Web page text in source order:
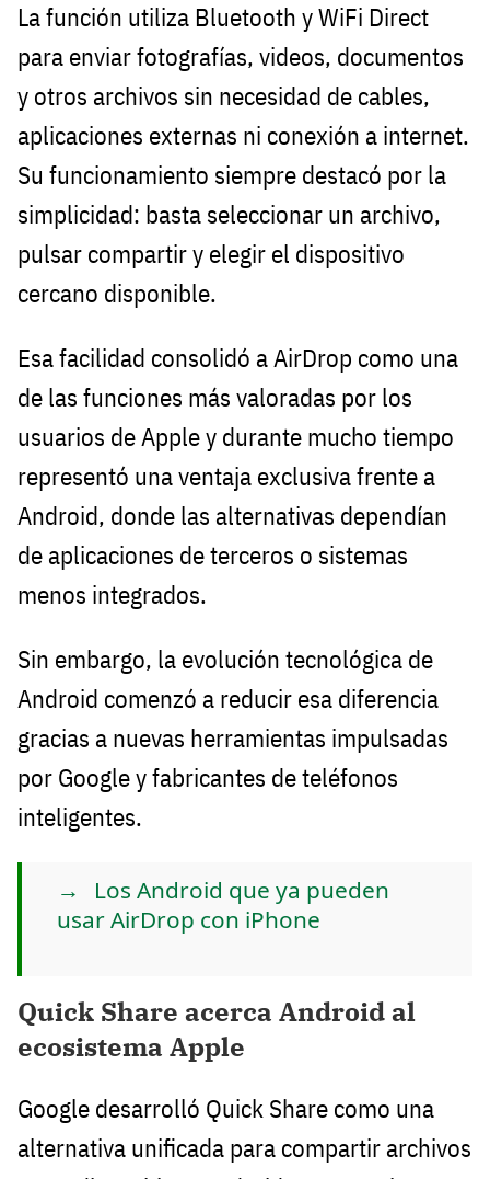
La función utiliza Bluetooth y WiFi Direct
para enviar fotografías, videos, documentos
y otros archivos sin necesidad de cables,
aplicaciones externas ni conexión a internet.
Su funcionamiento siempre destacó por la
simplicidad: basta seleccionar un archivo,
pulsar compartir y elegir el dispositivo
cercano disponible.
Esa facilidad consolidó a AirDrop como una
de las funciones más valoradas por los
usuarios de Apple y durante mucho tiempo
representó una ventaja exclusiva frente a
Android, donde las alternativas dependían
de aplicaciones de terceros o sistemas
menos integrados.
Sin embargo, la evolución tecnológica de
Android comenzó a reducir esa diferencia
gracias a nuevas herramientas impulsadas
por Google y fabricantes de teléfonos
inteligentes.
Los Android que ya pueden
usar AirDrop con iPhone
Quick Share acerca Android al
ecosistema Apple
Google desarrolló Quick Share como una
alternativa unificada para compartir archivos